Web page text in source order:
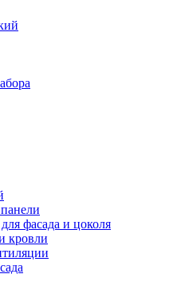
фасада и цоколя
кровли